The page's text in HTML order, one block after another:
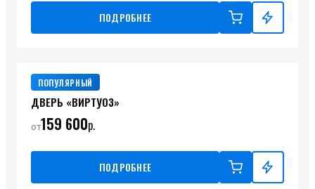
ПОДРОБНЕЕ
ПОПУЛЯРНЫЙ
ДВЕРЬ «ВИРТУОЗ»
от159 600р.
ПОДРОБНЕЕ